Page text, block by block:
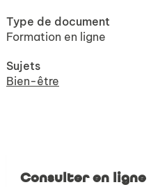
Type de document
Formation en ligne
Sujets
Bien-être
Consulter en ligne